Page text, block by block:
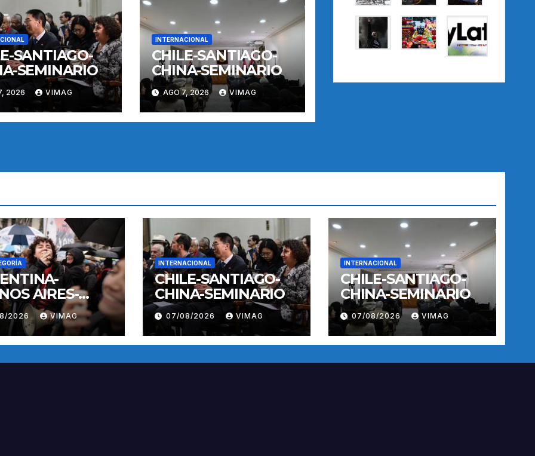
SANTIAGO-
SEMINARIO
2026 VIMAG
INTERNACIONAL
CHILE-SANTIAGO-
CHINA-SEMINARIO
AGO 7, 2026 VIMAG
AIRES-
2026 VIMAG
INTERNACIONAL
CHILE-SANTIAGO-
CHINA-SEMINARIO
07/08/2026 VIMAG
INTERNACIONAL
CHILE-SANTIAGO-
CHINA-SEMINARIO
07/08/2026 VIMAG